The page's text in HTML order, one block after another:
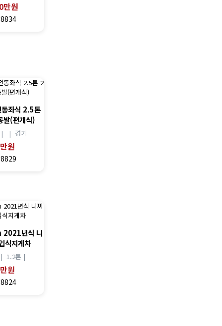
만원
동좌식 2.5톤
발(편개식)
| 경기
원
년식 니
식지게차
1.2톤 |
원